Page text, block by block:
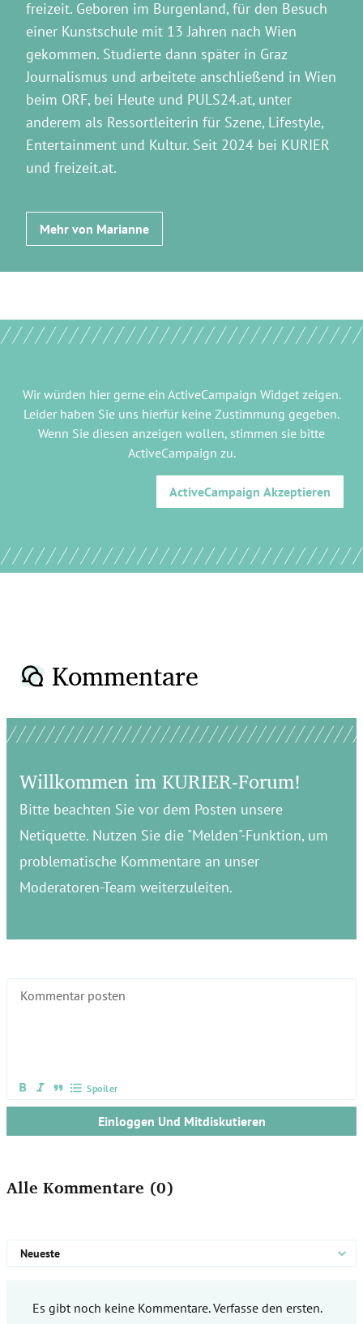
freizeit. Geboren im Burgenland, für den Besuch
einer Kunstschule mit 13 Jahren nach Wien
gekommen. Studierte dann später in Graz
Journalismus und arbeitete anschließend in Wien
beim ORF, bei Heute und PULS24.at, unter
anderem als Ressortleiterin für Szene, Lifestyle,
Entertainment und Kultur. Seit 2024 bei KURIER
und freizeit.at.
Mehr von Marianne
Wir würden hier gerne ein ActiveCampaign Widgetzeigen.
Leider haben Sie uns hierfür keine Zustimmung gegeben.
Wenn Sie diesen anzeigen wollen, stimmen sie bitte
ActiveCampaign zu.
ActiveCampaign Akzeptieren
Kommentare